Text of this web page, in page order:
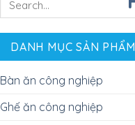
DANH MỤC SẢN PHẨM
Bàn ăn công nghiệp
Ghế ăn công nghiệp